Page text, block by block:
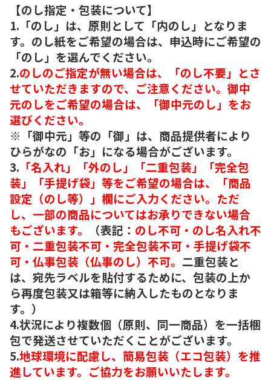
【のし指定・包装について】
1.「のし」は、原則として「内のし」となりま
す。のし紙をご希望の場合は、申込時にご希望の
「のし」を選んでください。
2.のしのご指定が無い場合は、「のし不要」とさ
せていただきますので、ご注意ください。御中
元のしをご希望の場合は、「御中元のし」をお
選びください。
※「御中元」等の「御」は、商品提供者により
ひらがなの「お」になる場合がございます。
3. 「名入れ」「外のし」「二重包装」「完全包
装」「手提げ袋」等をご希望の場合は、「商品
設定（のし等）」欄にご入力ください。ただ
し、一部の商品についてはお承りできない場合
もございます。
（表記： のし不可・のし名入れ不
可・二重包装不可・完全包装不可・手提げ袋不
可・仏事包装（仏事のし）不可。 二重包装と
は、宛先ラベルを貼付するために、包装の上か
ら再度包装又は箱等に納入したものとなりま
す。）
4.状況により複数個（原則、同一商品）を一括梱
包で発送させていただくことがございます。
5.地球環境に配慮し、簡易包装（エコ包装）を推
進しています。ご協力をお願いいたします。